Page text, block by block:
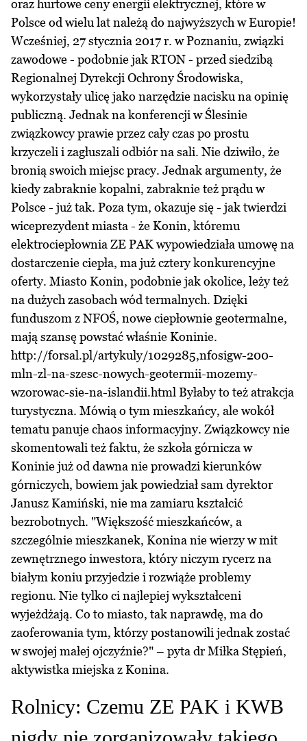
oraz hurtowe ceny energii elektrycznej, które w
Polsce od wielu lat należą do najwyższych w Europie!
Wcześniej, 27 stycznia 2017 r. w Poznaniu, związki
zawodowe - podobnie jak RTON - przed siedzibą
Regionalnej Dyrekcji Ochrony Środowiska,
wykorzystały ulicę jako narzędzie nacisku na opinię
publiczną. Jednak na konferencji w Ślesinie
związkowcy prawie przez cały czas po prostu
krzyczeli i zagłuszali odbiór na sali. Nie dziwiło, że
bronią swoich miejsc pracy. Jednak argumenty, że
kiedy zabraknie kopalni, zabraknie też prądu w
Polsce - już tak. Poza tym, okazuje się - jak twierdzi
wiceprezydent miasta - że Konin, któremu
elektrociepłownia ZE PAK wypowiedziała umowę na
dostarczenie ciepła, ma już cztery konkurencyjne
oferty. Miasto Konin, podobnie jak okolice, leży też
na dużych zasobach wód termalnych. Dzięki
funduszom z NFOŚ, nowe ciepłownie geotermalne,
mają szansę powstać właśnie Koninie.
http://forsal.pl/artykuly/1029285,nfosigw-200-
mln-zl-na-szesc-nowych-geotermii-mozemy-
wzorowac-sie-na-islandii.html Byłaby to też atrakcja
turystyczna. Mówią o tym mieszkańcy, ale wokół
tematu panuje chaos informacyjny. Związkowcy nie
skomentowali też faktu, że szkoła górnicza w
Koninie już od dawna nie prowadzi kierunków
górniczych, bowiem jak powiedział sam dyrektor
Janusz Kamiński, nie ma zamiaru kształcić
bezrobotnych. "Większość mieszkańców, a
szczególnie mieszkanek, Konina nie wierzy w mit
zewnętrznego inwestora, który niczym rycerz na
białym koniu przyjedzie i rozwiąże problemy
regionu. Nie tylko ci najlepiej wykształceni
wyjeżdżają. Co to miasto, tak naprawdę, ma do
zaoferowania tym, którzy postanowili jednak zostać
w swojej małej ojczyźnie?" – pyta dr Miłka Stępień,
aktywistka miejska z Konina.
Rolnicy: Czemu ZE PAK i KWB